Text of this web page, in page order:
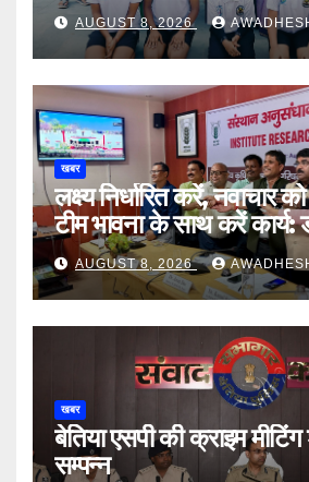
AUGUST 8, 2026
खबर
लक्ष्य निर्धारित करें, नवाचार
टीम भावना के साथ करें कार्य:
AUGUST 8, 2026
खबर
बेतिया एसपी की क्राइम
सम्पन्न